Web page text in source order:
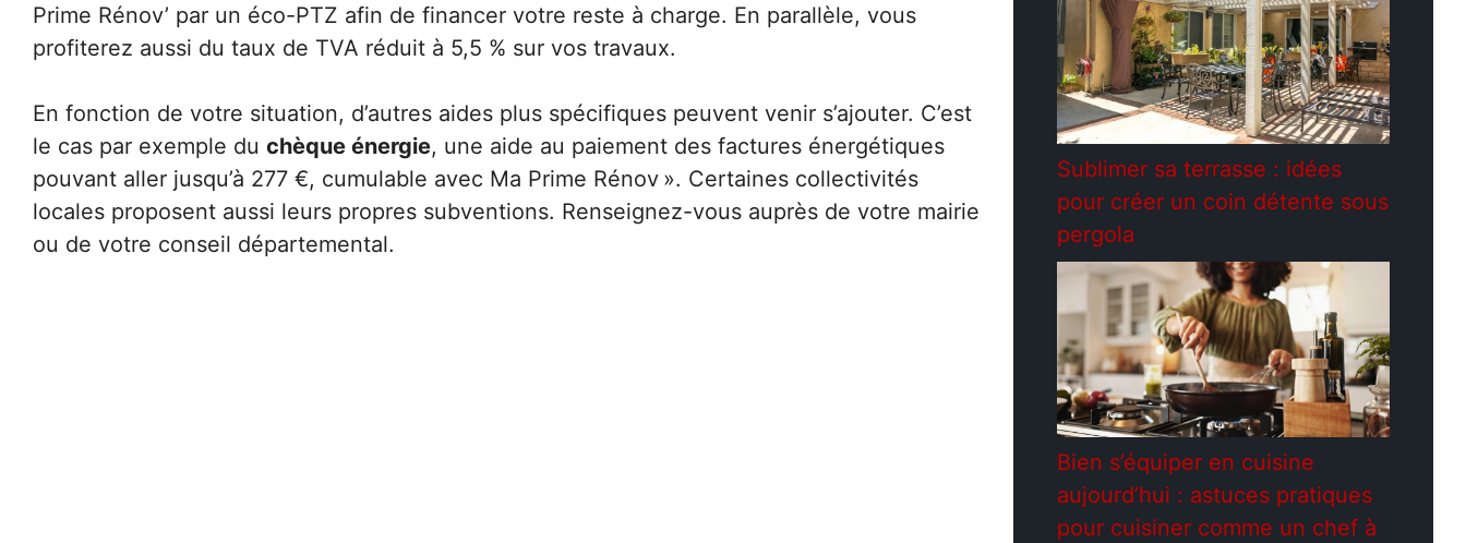
Prime Rénov’ par un éco-PTZ afin de financer votre reste à charge. En parallèle, vous
profiterez aussi du taux de TVA réduit à 5,5 % sur vos travaux.
En fonction de votre situation, d’autres aides plus spécifiques peuvent venir s’ajouter. C’est
le cas par exemple du chèque énergie, une aide au paiement des factures énergétiques
pouvant aller jusqu’à 277 €, cumulable avec Ma Prime Rénov ». Certaines collectivités
locales proposent aussi leurs propres subventions. Renseignez-vous auprès de votre mairie
ou de votre conseil départemental.
Sublimer sa terrasse : idées
pour créer un coin détente sous
pergola
Bien s’équiper en cuisine
aujourd’hui : astuces pratiques
pour cuisiner comme un chef à